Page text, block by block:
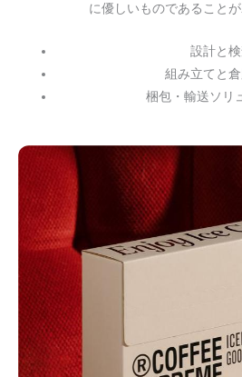
に優しいものであることが
設計と
組み立てと
梱包・輸送ソリ